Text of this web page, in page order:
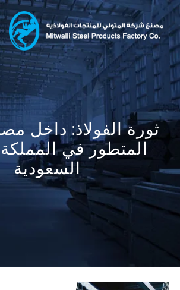
ثورة الفولاذ: داخل
المتطور في المملكة
السعودية